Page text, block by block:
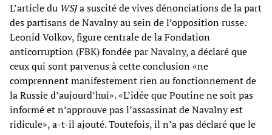
L’article du WSJa suscité de vives dénonciations de la part
des partisans de Navalny au sein de l’opposition russe.
Leonid Volkov, figure centrale de la Fondation
anticorruption (FBK) fondée par Navalny, a déclaré que
ceux qui sont parvenus à cette conclusion «ne
comprennent manifestement rien au fonctionnement de
la Russie d’aujourd’hui». «L’idée que Poutine ne soit pas
informé et n’approuve pas l’assassinat de Navalny est
ridicule», a-t-il ajouté. Toutefois, il n’a pas déclaré que le